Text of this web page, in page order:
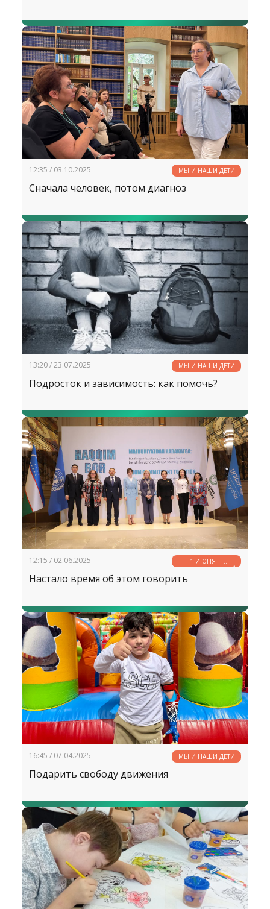
12:35 / 03.10.2025 МЫ И НАШИ ДЕТИ
Сначала человек, потом диагноз
13:20 / 23.07.2025 МЫ И НАШИ ДЕТИ
Подросток и зависимость: как помочь?
12:15 / 02.06.2025
1 ИЮНЯ —
МЕЖДУНАРОДНЫЙ
ДЕНЬ ЗАЩИТЫ
Настало время об этом говорить
16:45 / 07.04.2025 МЫ И НАШИ ДЕТИ
Подарить свободу движения